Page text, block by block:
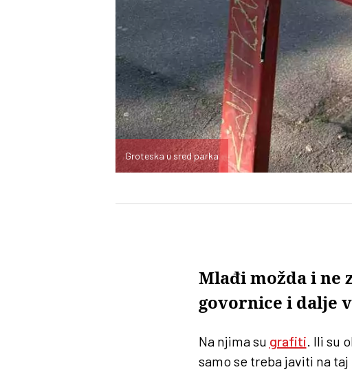
Groteska u sred parka
Mlađi možda i ne
govornice i dalje
Na njima su grafiti. Ili su
samo se treba javiti na